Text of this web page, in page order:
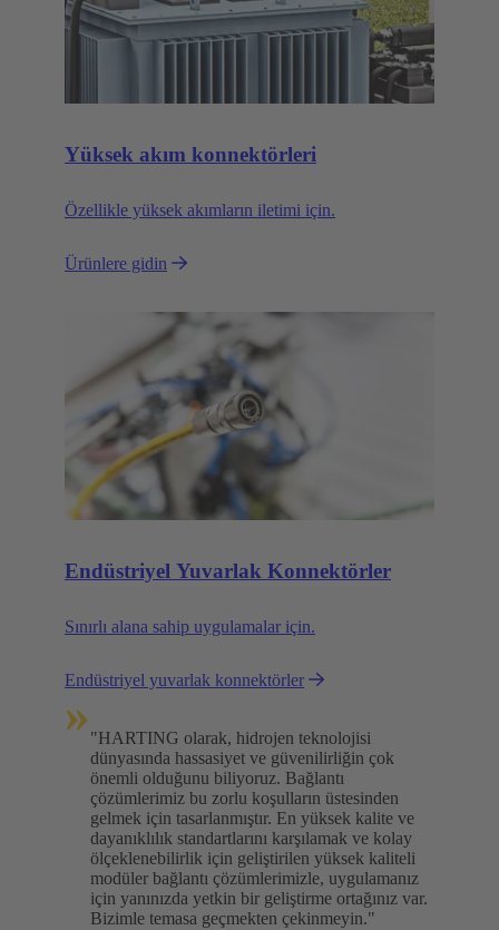
Yüksek akım konnektörleri
Özellikle yüksek akımların iletimi için.
Ürünlere gidin
Endüstriyel Yuvarlak Konnektörler
Sınırlı alana sahip uygulamalar için.
Endüstriyel yuvarlak konnektörler
» "HARTING olarak, hidrojen teknolojisi
dünyasında hassasiyet ve güvenilirliğin çok
önemli olduğunu biliyoruz. Bağlantı
çözümlerimiz bu zorlu koşulların üstesinden
gelmek için tasarlanmıştır. En yüksek kalite ve
dayanıklılık standartlarını karşılamak ve kolay
ölçeklenebilirlik için geliştirilen yüksek kaliteli
modüler bağlantı çözümlerimizle, uygulamanız
için yanınızda yetkin bir geliştirme ortağınız var.
Bizimle temasa geçmekten çekinmeyin."